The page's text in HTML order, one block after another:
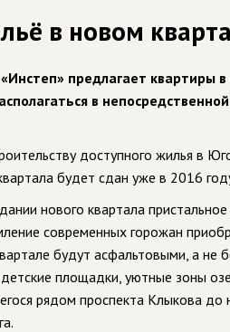
в новом
предлагает квартиры
в
доступного жилья в
будет сдан уже в 2016
нового квартала
современных горожан
будут асфальтовыми, а
площадки, уютные зоны
рядом проспекта Клыкова